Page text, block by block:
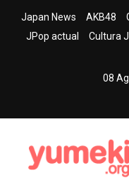
Japan News AKB48
JPop actual
Cultura
08